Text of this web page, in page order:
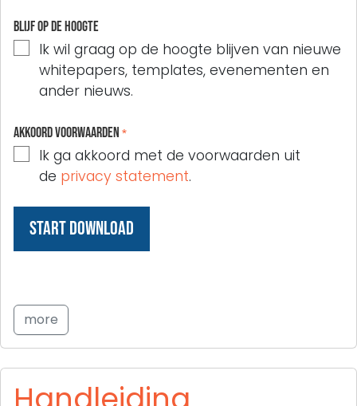
Blijf op de hoogte
Ik wil graag op de hoogte blijven van nieuwe
whitepapers, templates, evenementen en
ander nieuws.
Akkoord voorwaarden *
Ik ga akkoord met de voorwaarden uit
de privacy statement.
more